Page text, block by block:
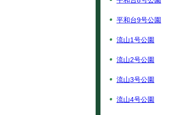
平和台9号公園
流山1号公園
流山2号公園
流山3号公園
流山4号公園